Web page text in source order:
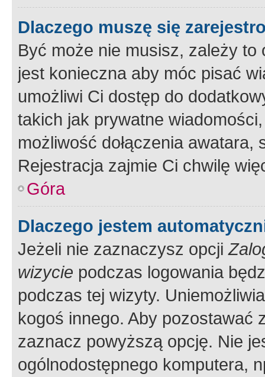
Dlaczego muszę się
Być może nie musisz, zależy
jest konieczna aby móc pisać
umożliwi Ci dostęp do
takich jak prywatne
możliwość dołączenia
Rejestracja zajmie Ci chwilę
Góra
Dlaczego jestem
Jeżeli nie zaznaczysz opcji
wizycie podczas logowania
podczas tej wizyty.
kogoś innego. Aby pozostawać
zaznacz powyższą opcję. Nie
ogólnodostępnego komputera,